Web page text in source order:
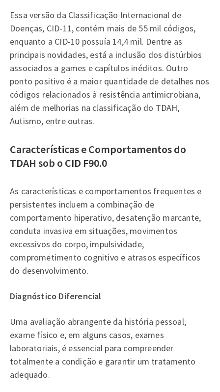
Essa versão da Classificação Internacional de
Doenças, CID-11, contém mais de 55 mil códigos,
enquanto a CID-10 possuía 14,4 mil. Dentre as
principais novidades, está a inclusão dos distúrbios
associados a games e capítulos inéditos. Outro
ponto positivo é a maior quantidade de detalhes nos
códigos relacionados à resistência antimicrobiana,
além de melhorias na classificação do TDAH,
Autismo, entre outras.
Características e Comportamentos do
TDAH sob o CID F90.0
As características e comportamentos frequentes e
persistentes incluem a combinação de
comportamento hiperativo, desatenção marcante,
conduta invasiva em situações, movimentos
excessivos do corpo, impulsividade,
comprometimento cognitivo e atrasos específicos
do desenvolvimento.
Diagnóstico Diferencial
Uma avaliação abrangente da história pessoal,
exame físico e, em alguns casos, exames
laboratoriais, é essencial para compreender
totalmente a condição e garantir um tratamento
adequado.